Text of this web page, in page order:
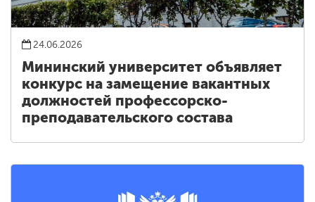
24.06.2026
Мининский университет объявляет
конкурс на замещение вакантных
должностей профессорско-
преподавательского состава